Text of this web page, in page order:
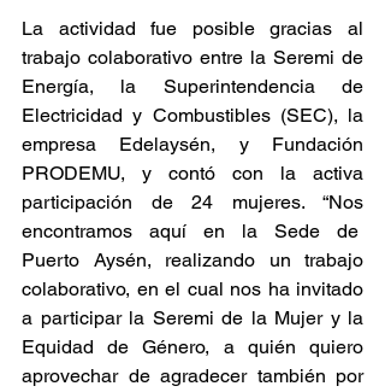
La actividad fue posible gracias al
trabajo colaborativo entre la Seremi de
Energía, la Superintendencia de
Electricidad y Combustibles (SEC), la
empresa Edelaysén, y Fundación
PRODEMU, y contó con la activa
participación de 24 mujeres. “Nos
encontramos aquí en la Sede de
Puerto Aysén, realizando un trabajo
colaborativo, en el cual nos ha invitado
a participar la Seremi de la Mujer y la
Equidad de Género, a quién quiero
aprovechar de agradecer también por